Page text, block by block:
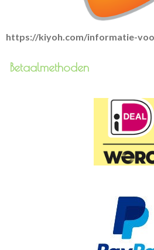
https://kiyoh.com/informatie-